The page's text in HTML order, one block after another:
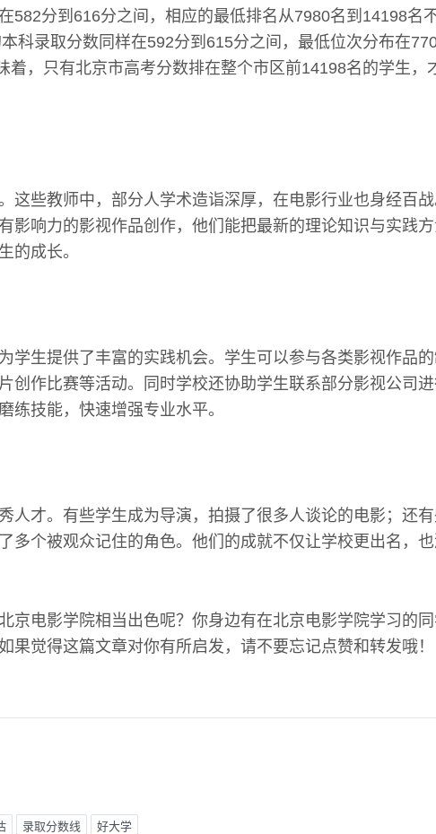
582分到616分之间，相应的最低排名从7980名到14198名
科录取分数同样在592分到615分之间，最低位次分布在
着，只有北京市高考分数排在整个市区前14198名的学生，
这些教师中，部分人学术造诣深厚，在电影行业也身经百战
影响力的影视作品创作，他们能把最新的理论知识与实践
的成长。
学生提供了丰富的实践机会。学生可以参与各类影视作品的
创作比赛等活动。同时学校还协助学生联系部分影视公司
练技能，快速增强专业水平。
人才。有些学生成为导演，拍摄了很多人谈论的电影；还
多个被观众记住的角色。他们的成就不仅让学校更出名，
京电影学院相当出色呢？你身边有在北京电影学院学习的
果觉得这篇文章对你有所启发，请不要忘记点赞和转发哦！
录取分数线 好大学